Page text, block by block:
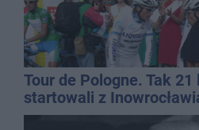
Tour de Pologne. Tak
startowali z